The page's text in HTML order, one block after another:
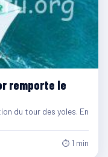
remporte le
du tour des yoles. En
⏱ 1 min